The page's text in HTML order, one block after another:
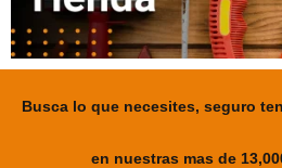
Busca lo que necesites, seguro
en nuestras mas de